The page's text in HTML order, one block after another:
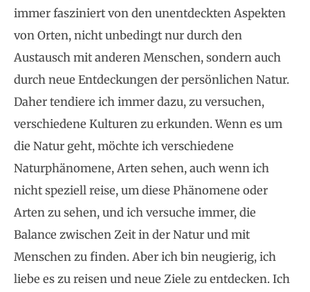
immer fasziniert von den unentdeckten Aspekten
von Orten, nicht unbedingt nur durch den
Austausch mit anderen Menschen, sondern auch
durch neue Entdeckungen der persönlichen Natur.
Daher tendiere ich immer dazu, zu versuchen,
verschiedene Kulturen zu erkunden. Wenn es um
die Natur geht, möchte ich verschiedene
Naturphänomene, Arten sehen, auch wenn ich
nicht speziell reise, um diese Phänomene oder
Arten zu sehen, und ich versuche immer, die
Balance zwischen Zeit in der Natur und mit
Menschen zu finden. Aber ich bin neugierig, ich
liebe es zu reisen und neue Ziele zu entdecken. Ich